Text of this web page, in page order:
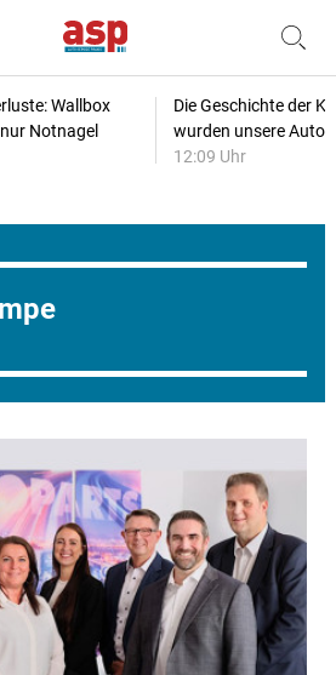
Wallbox
Notnagel
Die Geschichte der
wurden unsere
12:09 Uhr